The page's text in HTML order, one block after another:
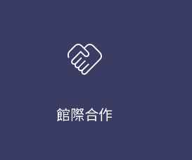
handshake
館際合作